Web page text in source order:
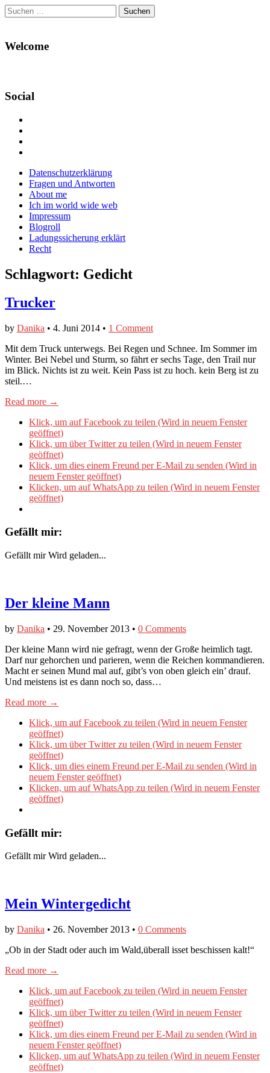
Suchen
nach:
Welcome
Social
Facebook
anzeigen
Twitter
anzeigen
auf
Instagram
anzeigen
Main
menu
Skip
content
Datenschutzerklärung
Fragen und Antworten
About me
Ich im world wide web
Impressum
Blogroll
Ladungssicherung erklärt
Recht
Schlagwort: Gedicht
Trucker
by Danika • 4. Juni 2014 • 1 Comment
Mit dem Truck unterwegs. Bei Regen und Schnee. Im Sommer im
Winter. Bei Nebel und Sturm, so fährt er sechs Tage, den Trail nur
im Blick. Nichts ist zu weit. Kein Pass ist zu hoch. kein Berg ist zu
steil.…
Read more →
Klick, um auf Facebook zu teilen (Wird in neuem Fenster
geöffnet)
Klick, um über Twitter zu teilen (Wird in neuem Fenster
geöffnet)
Klick, um dies einem Freund per E-Mail zu senden (Wird in
neuem Fenster geöffnet)
Klicken, um auf WhatsApp zu teilen (Wird in neuem Fenster
geöffnet)
Gefällt mir:
Gefällt mir Wird geladen...
Der kleine Mann
by Danika • 29. November 2013 • 0 Comments
Der kleine Mann wird nie gefragt, wenn der Große heimlich tagt.
Darf nur gehorchen und parieren, wenn die Reichen kommandieren.
Macht er seinen Mund mal auf, gibt’s von oben gleich ein’ drauf.
Und meistens ist es dann noch so, dass…
Read more →
Klick, um auf Facebook zu teilen (Wird in neuem Fenster
geöffnet)
Klick, um über Twitter zu teilen (Wird in neuem Fenster
geöffnet)
Klick, um dies einem Freund per E-Mail zu senden (Wird in
neuem Fenster geöffnet)
Klicken, um auf WhatsApp zu teilen (Wird in neuem Fenster
geöffnet)
Gefällt mir:
Gefällt mir Wird geladen...
Mein Wintergedicht
by Danika • 26. November 2013 • 0 Comments
„Ob in der Stadt oder auch im Wald,überall isset beschissen kalt!“
Read more →
Klick, um auf Facebook zu teilen (Wird in neuem Fenster
geöffnet)
Klick, um über Twitter zu teilen (Wird in neuem Fenster
geöffnet)
Klick, um dies einem Freund per E-Mail zu senden (Wird in
neuem Fenster geöffnet)
Klicken, um auf WhatsApp zu teilen (Wird in neuem Fenster
geöffnet)